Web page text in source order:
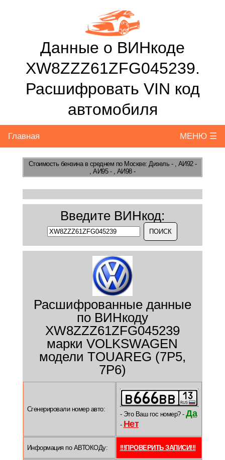
Данные о ВИНкоде
XW8ZZZ61ZFG045239.
Расшифровать VIN код
автомобиля
Главная МЕНЮ ☰
Стоимость бензинав среднем по Москве: Дизель - , АИ92 -
, АИ95 - , АИ98 -
Введите ВИНкод:
Расшифрованные данные
по ВИНкоду
XW8ZZZ61ZFG045239
марки VOLKSWAGEN
модели TOUAREG (7P5,
7P6)
Сгенерировали номер авто:
- Это Ваш гос номер? - Да
- Нет
Информация по АВТОКОДу: !!!ПРОВЕРИТЬ ЗАПИСИ!!!